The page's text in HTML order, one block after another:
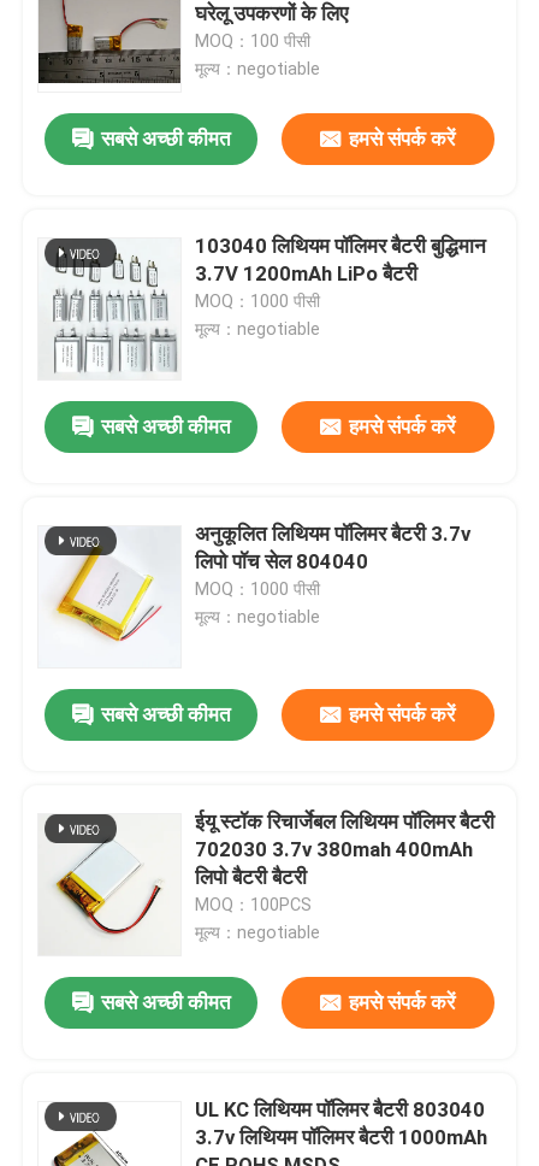
उत्पाद
वीडियो
हमारे बारे में
गुणवत्ता नियंत्रण
उद्धरण मांगें
लिथियम पॉलिमर बैटरी
छोटी लीपो बैटरी
घरेलू उपकरणों के लिए
MOQ：100 पीसी
मूल्य：negotiable
सबसे अच्छी कीमत हमसे संपर्क करें
103040 लिथियम पॉलिमर बैटरी बुद्धिमान
3.7V 1200mAh LiPo बैटरी
MOQ：1000 पीसी
मूल्य：negotiable
सबसे अच्छी कीमत हमसे संपर्क करें
अनुकूलित लिथियम पॉलिमर बैटरी 3.7v
लिपो पॉच सेल 804040
MOQ：1000 पीसी
मूल्य：negotiable
सबसे अच्छी कीमत हमसे संपर्क करें
ईयू स्टॉक रिचार्जेबल लिथियम पॉलिमर बैटरी
702030 3.7v 380mah 400mAh
लिपो बैटरी बैटरी
MOQ：100PCS
मूल्य：negotiable
सबसे अच्छी कीमत हमसे संपर्क करें
UL KC लिथियम पॉलिमर बैटरी 803040
3.7v लिथियम पॉलिमर बैटरी 1000mAh